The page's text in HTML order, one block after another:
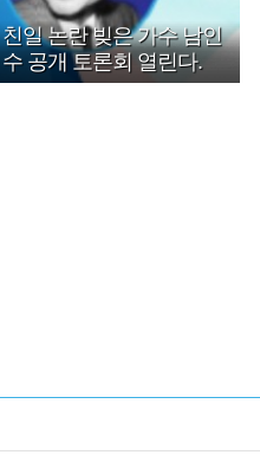
친일 논란 빚은 가수 남인
수 공개 토론회 열린다.